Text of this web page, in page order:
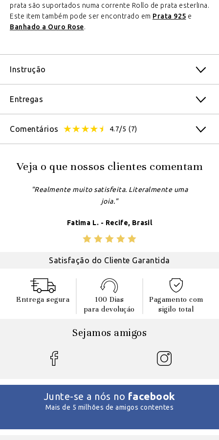
prata são suportados numa corrente Rollo de prata esterlina.
Este item também pode ser encontrado em Prata 925 e
Banhado a Ouro Rose.
Instrução
Entregas
Comentários 4.7/5 (7)
Veja o que nossos clientes comentam
"Realmente muito satisfeita. Literalmente uma
joia."
Fatima L. - Recife, Brasil
Satisfação do Cliente Garantida
Entrega segura
100 Dias
para devoluçáo
Pagamento com
sigilo total
Sejamos amigos
Junte-se a nós no facebook
Mais de 5 milhões de amigos contentes